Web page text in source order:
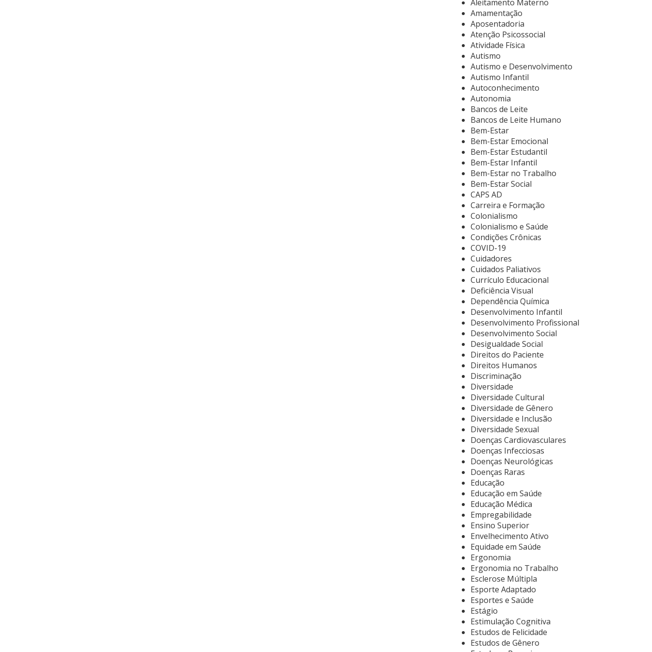
Aleitamento Materno
Amamentação
Aposentadoria
Atenção Psicossocial
Atividade Física
Autismo
Autismo e Desenvolvimento
Autismo Infantil
Autoconhecimento
Autonomia
Bancos de Leite
Bancos de Leite Humano
Bem-Estar
Bem-Estar Emocional
Bem-Estar Estudantil
Bem-Estar Infantil
Bem-Estar no Trabalho
Bem-Estar Social
CAPS AD
Carreira e Formação
Colonialismo
Colonialismo e Saúde
Condições Crônicas
COVID-19
Cuidadores
Cuidados Paliativos
Currículo Educacional
Deficiência Visual
Dependência Química
Desenvolvimento Infantil
Desenvolvimento Profissional
Desenvolvimento Social
Desigualdade Social
Direitos do Paciente
Direitos Humanos
Discriminação
Diversidade
Diversidade Cultural
Diversidade de Gênero
Diversidade e Inclusão
Diversidade Sexual
Doenças Cardiovasculares
Doenças Infecciosas
Doenças Neurológicas
Doenças Raras
Educação
Educação em Saúde
Educação Médica
Empregabilidade
Ensino Superior
Envelhecimento Ativo
Equidade em Saúde
Ergonomia
Ergonomia no Trabalho
Esclerose Múltipla
Esporte Adaptado
Esportes e Saúde
Estágio
Estimulação Cognitiva
Estudos de Felicidade
Estudos de Gênero